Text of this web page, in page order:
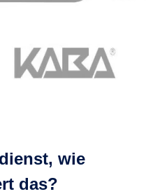
wie
das?